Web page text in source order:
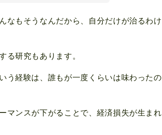
なもそうなんだから、自分だけが治るわけ
る研究もあります。
う経験は、誰もが一度くらいは味わったの
マンスが下がることで、経済損失が生まれ